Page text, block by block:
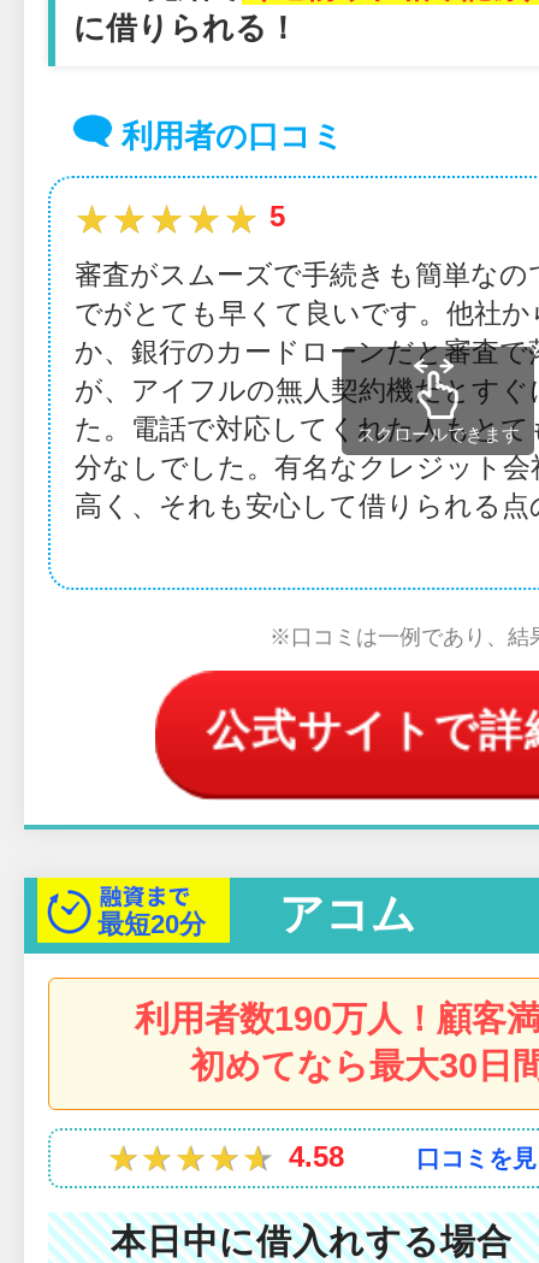
に借りられる！
利用者の口コミ
★★★★★
★★★★★ 5
審査がスムーズで手続きも簡単なの
でがとても早くて良いです。他社
か、銀行のカードローンだと審査
が、アイフルの無人契約機だとす
た。電話で対応してくれた人もとて
分なしでした。有名なクレジット
高く、それも安心して借りられる
スクロールできます
※口コミは一例であり、結
公式サイトで詳
最短20分 アコム
利用者数190万人！顧客
初めてなら最大30日
★★★★★
★★★★★ 4.58 口コミを
本日中に借入れする場合